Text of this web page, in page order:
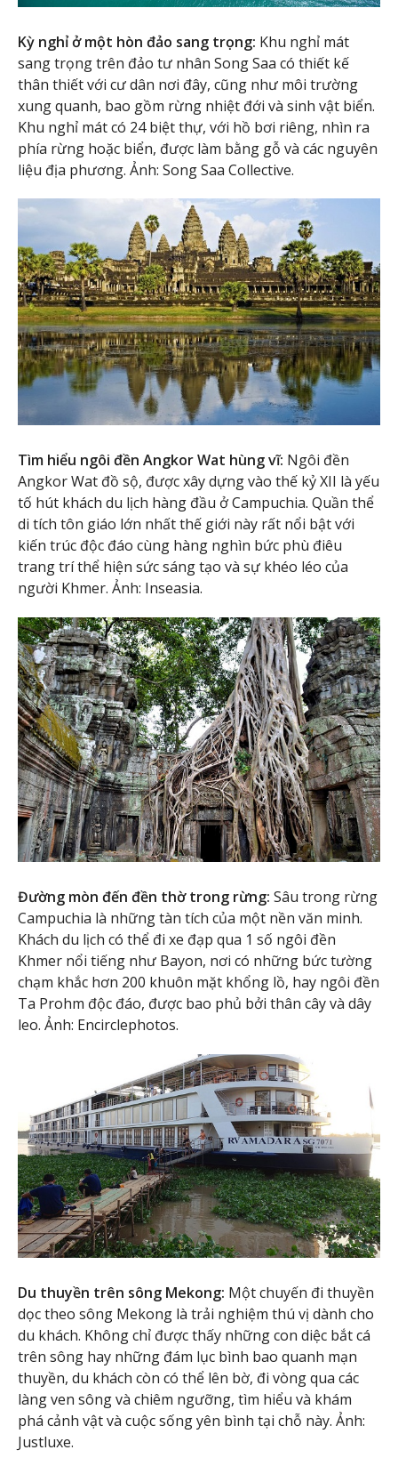
Kỳ nghỉ ở một hòn đảo sang trọng: Khu nghỉ mát
sang trọng trên đảo tư nhân Song Saa có thiết kế
thân thiết với cư dân nơi đây, cũng như môi trường
xung quanh, bao gồm rừng nhiệt đới và sinh vật biển.
Khu nghỉ mát có 24 biệt thự, với hồ bơi riêng, nhìn ra
phía rừng hoặc biển, được làm bằng gỗ và các nguyên
liệu địa phương. Ảnh: Song Saa Collective.
Tìm hiểu ngôi đền Angkor Wat hùng vĩ: Ngôi đền
Angkor Wat đồ sộ, được xây dựng vào thế kỷ XII là yếu
tố hút khách du lịch hàng đầu ở Campuchia. Quần thể
di tích tôn giáo lớn nhất thế giới này rất nổi bật với
kiến trúc độc đáo cùng hàng nghìn bức phù điêu
trang trí thể hiện sức sáng tạo và sự khéo léo của
người Khmer. Ảnh: Inseasia.
Đường mòn đến đền thờ trong rừng: Sâu trong rừng
Campuchia là những tàn tích của một nền văn minh.
Khách du lịch có thể đi xe đạp qua 1 số ngôi đền
Khmer nổi tiếng như Bayon, nơi có những bức tường
chạm khắc hơn 200 khuôn mặt khổng lồ, hay ngôi đền
Ta Prohm độc đáo, được bao phủ bởi thân cây và dây
leo. Ảnh: Encirclephotos.
Du thuyền trên sông Mekong: Một chuyến đi thuyền
dọc theo sông Mekong là trải nghiệm thú vị dành cho
du khách. Không chỉ được thấy những con diệc bắt cá
trên sông hay những đám lục bình bao quanh mạn
thuyền, du khách còn có thể lên bờ, đi vòng qua các
làng ven sông và chiêm ngưỡng, tìm hiểu và khám
phá cảnh vật và cuộc sống yên bình tại chỗ này. Ảnh:
Justluxe.